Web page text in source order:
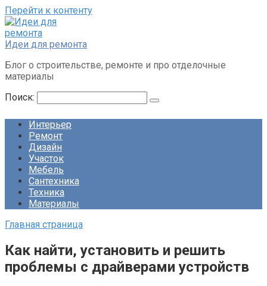
Перейти к контенту
Идеи для ремонта
Блог о строительстве, ремонте и про отделочные
материалы
Поиск:
Интерьер
Ремонт
Дизайн
Участок
Мебель
Сантехника
Техника
Материалы
Главная страница
Как найти, установить и решить
проблемы с драйверами устройств